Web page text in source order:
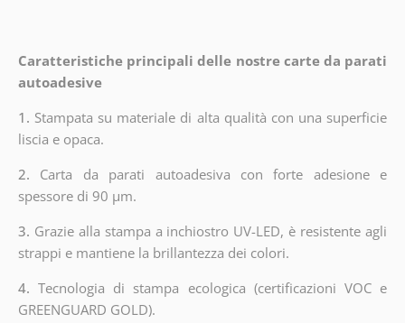
Caratteristiche principali delle nostre carte da parati
autoadesive
1. Stampata su materiale di alta qualità con una superficie
liscia e opaca.
2. Carta da parati autoadesiva con forte adesione e
spessore di 90 µm.
3. Grazie alla stampa a inchiostro UV-LED, è resistente agli
strappi e mantiene la brillantezza dei colori.
4.Tecnologia di stampa ecologica (certificazioni VOC e
GREENGUARD GOLD).